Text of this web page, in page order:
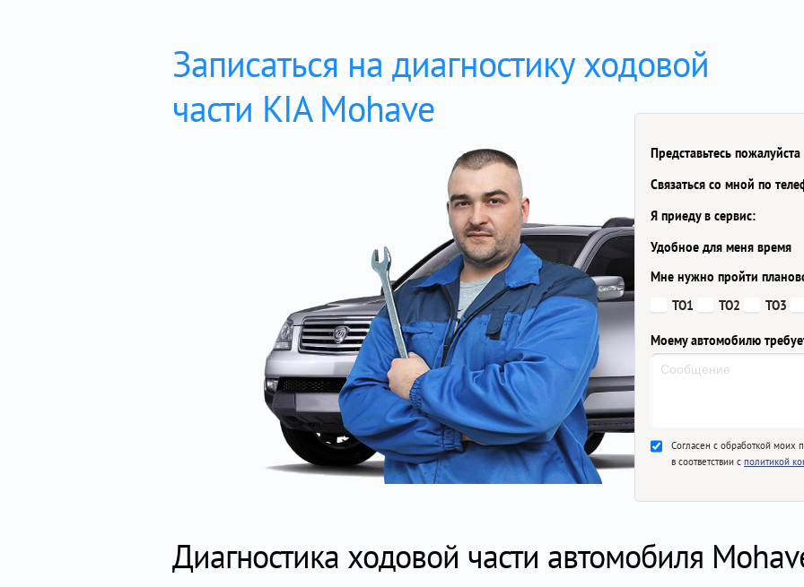
Записаться на диагностику ходовой
части KIA Mohave
Представьтесь пожалуйста
Связаться со мной по
Я приеду в сервис:
Удобное для меня время
Мне нужно пройти
ТО1
ТО2 ТО3
Моему автомобилю
Согласен с обработкой моих
в соответствии с политикой
Диагностика ходовой части автомобиля